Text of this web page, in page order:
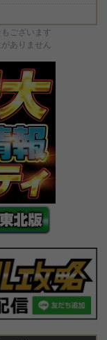
ございます
ありません